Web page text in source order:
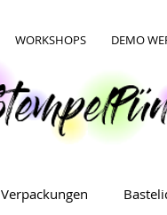
WORKSHOPS DEMO
Verpackungen